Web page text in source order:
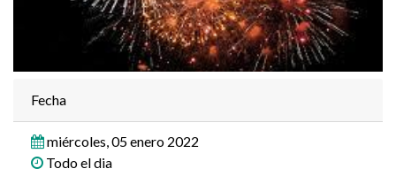
Fecha
miércoles, 05 enero 2022
Todo el dia